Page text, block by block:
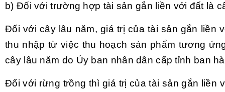
b) Đối với trường hợp tài sản gắn liền với đất là
Đối với cây lâu năm, giá trị của tài sản gắn liền
thu nhập từ việc thu hoạch sản phẩm tương
cây lâu năm do Ủy ban nhân dân cấp tỉnh ban
Đối với rừng trồng thì giá trị của tài sản gắn liền